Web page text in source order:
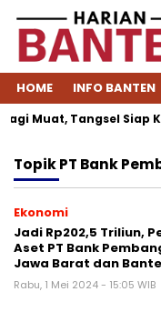
HOME INFO BANTEN
Muat, Tangsel Siap
TopikPT Bank
Ekonomi
Jadi Rp202,5 Triliun,
Aset PT Bank
Jawa Barat dan
Rabu, 1 Mei 2024 - 15:05 WIB